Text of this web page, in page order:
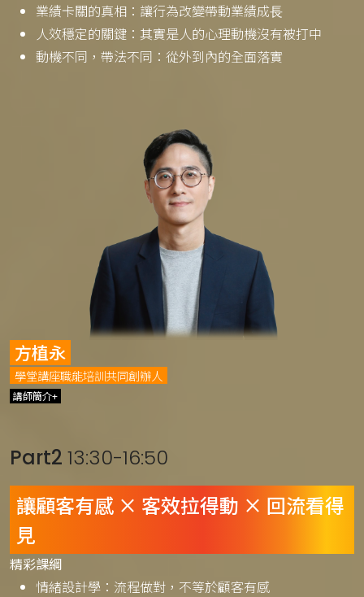
業績卡關的真相：讓行為改變帶動業績成⻑
人效穩定的關鍵：其實是人的心理動機沒有被打中
動機不同，帶法不同：從外到內的全面落實
方植永
學堂講座職能培訓共同創辦人
講師簡介+
Part2 13:30-16:50
讓顧客有感 × 客效拉得動 × 回流看得
見
精彩課綱
情緒設計學：流程做對，不等於顧客有感